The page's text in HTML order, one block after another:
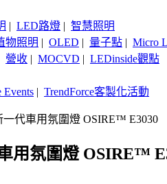
| LED路燈 | 智慧照明
物照明 | OLED | 量子點 | Micro
營收 | MOCVD | LEDinside觀點
Events | TrendForce客製化活動
代車用氛圍燈 OSIRE™ E3030
用氛圍燈 OSIRE™